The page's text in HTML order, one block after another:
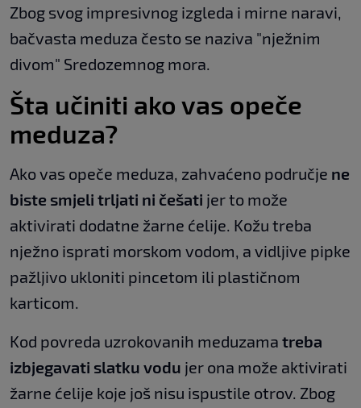
Zbog svog impresivnog izgleda i mirne naravi,
bačvasta meduza često se naziva "nježnim
divom" Sredozemnog mora.
Šta učiniti ako vas opeče
meduza?
Ako vas opeče meduza, zahvaćeno područje ne
biste smjeli trljati ni češati jer to može
aktivirati dodatne žarne ćelije. Kožu treba
nježno isprati morskom vodom, a vidljive pipke
pažljivo ukloniti pincetom ili plastičnom
karticom.
Kod povreda uzrokovanih meduzama treba
izbjegavati slatku vodu jer ona može aktivirati
žarne ćelije koje još nisu ispustile otrov. Zbog